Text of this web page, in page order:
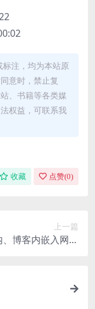
注，均为本站原
意时，禁止复
、书籍等各类媒
权益，可联系我
收藏 点赞(0)
上一篇
博客内嵌入网页